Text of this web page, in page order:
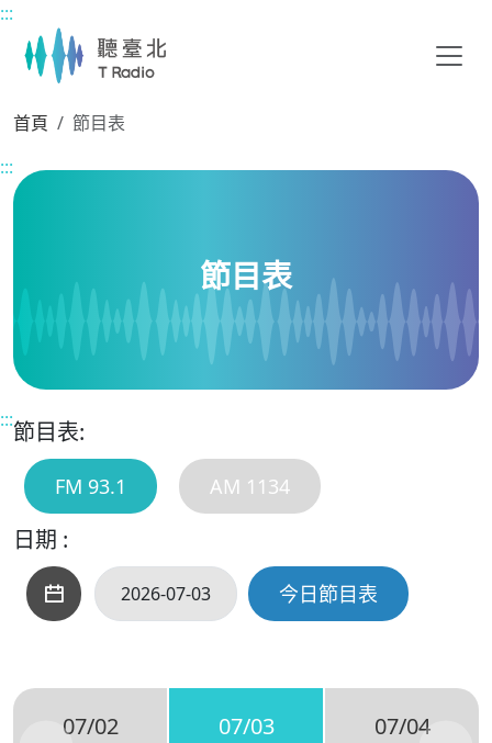
主要內容區塊
:::
首頁
節目表
:::
節目表
:::節目表:
FM 93.1 AM 1134
日期 :
今日節目表
07/02 07/03 07/04